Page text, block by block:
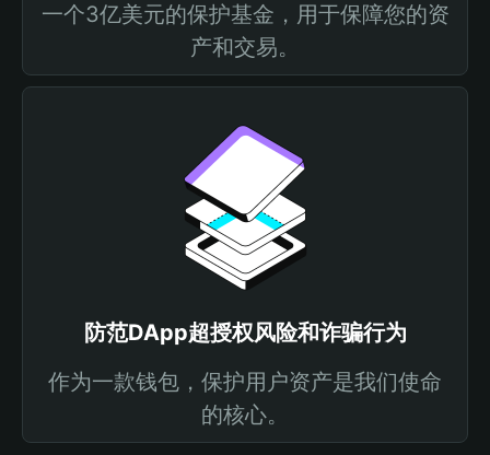
一个3亿美元的保护基金，用于保障您的资
产和交易。
防范DApp超授权风险和诈骗行为
作为一款钱包，保护用户资产是我们使命
的核心。